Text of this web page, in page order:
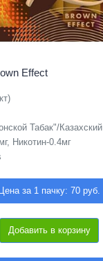
Effect
Табак"/
Никотин-0.4мг
Цена за 1 пачку: 70 руб.
Добавить в корзину